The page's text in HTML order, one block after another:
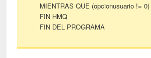
MIENTRAS QUE (opcionusuario != 0)
FIN HMQ
FIN DEL PROGRAMA